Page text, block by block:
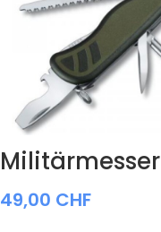
Militärmesser
49,00 CHF